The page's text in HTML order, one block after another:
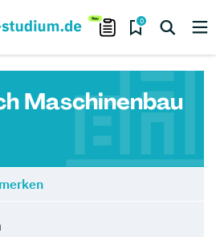
0
Maschinenbau